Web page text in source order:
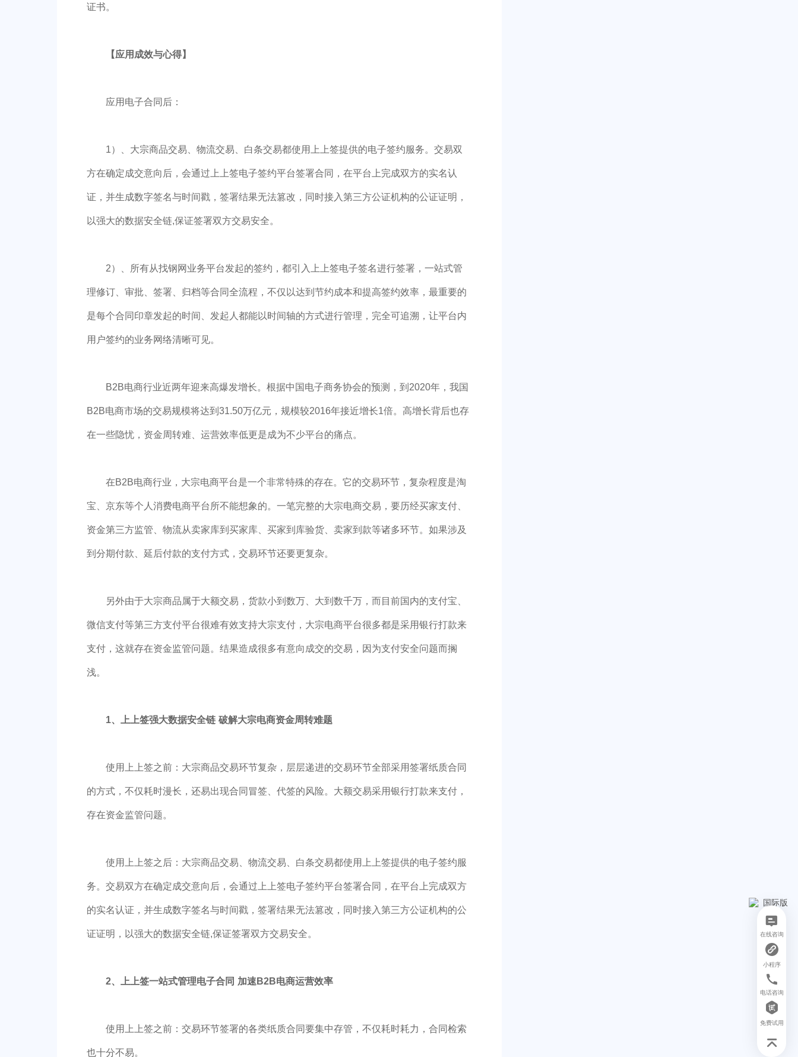
证书。
【应用 成效与心得】
应用电子合同后：
1）、大宗商品交易、物流交易、白条交易都使用上上签提供的电子签约服务。交易双
方在确定成交意向后，会通过上上签电子签约平台签署合同，在平台上完成双方的实名认
证，并生成数字签名与时间戳，签署结果无法篡改，同时接入第三方公证机构的公证证明，
以强大的数据安全链,保证签署双方交易安全。
2）、所有从找钢网业务平台发起的签约，都引入上上签电子签名进行签署，一站式管
理修订、审批、签署、归档等合同全流程，不仅以达到节约成本和提高签约效率，最重要的
是每个合同印章发起的时间、发起人都能以时间轴的方式进行管理，完全可追溯，让平台内
用户签约的业务网络清晰可见。
B2B电商行业近两年迎来高爆发增长。根据中国电子商务协会的预测，到2020年，我国
B2B电商市场的交易规模将达到31.50万亿元，规模较2016年接近增长1倍。高增长背后也存
在一些隐忧，资金周转难、运营效率低更是成为不少平台的痛点。
在B2B电商行业，大宗电商平台是一个非常特殊的存在。它的交易环节，复杂程度是淘
宝、京东等个人消费电商平台所不能想象的。一笔完整的大宗电商交易，要历经买家支付、
资金第三方监管、物流从卖家库到买家库、买家到库验货、卖家到款等诸多环节。如果涉及
到分期付款、延后付款的支付方式，交易环节还要更复杂。
另外由于大宗商品属于大额交易，货款小到数万、大到数千万，而目前国内的支付宝、
微信支付等第三方支付平台很难有效支持大宗支付，大宗电商平台很多都是采用银行打款来
支付，这就存在资金监管问题。结果造成很多有意向成交的交易，因为支付安全问题而搁
浅。
1、上上签强大数据安全链 破解大宗电商资金周转难题
使用上上签之前：大宗商品交易环节复杂，层层递进的交易环节全部采用签署纸质合同
的方式，不仅耗时漫长，还易出现合同冒签、代签的风险。大额交易采用银行打款来支付，
存在资金监管问题。
使用上上签之后：大宗商品交易、物流交易、白条交易都使用上上签提供的电子签约服
务。交易双方在确定成交意向后，会通过上上签电子签约平台签署合同，在平台上完成双方
的实名认证，并生成数字签名与时间戳，签署结果无法篡改，同时接入第三方公证机构的公
证证明，以强大的数据安全链,保证签署双方交易安全。
2、上上签一站式管理电子合同 加速B2B电商运营效率
使用上上签之前：交易环节签署的各类纸质合同要集中存管，不仅耗时耗力，合同检索
也十分不易。
在线咨询
小程序
电话咨询
免费试用